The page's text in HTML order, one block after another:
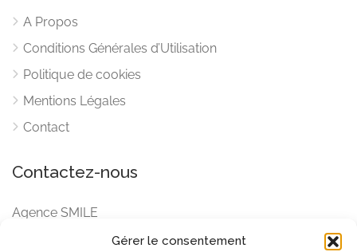
Gérer le consentement
A Propos
Conditions Générales d’Utilisation
Politique de cookies
Mentions Légales
Contact
Contactez-nous
Agence SMILE
BP 4099 – 98 713 Papeete